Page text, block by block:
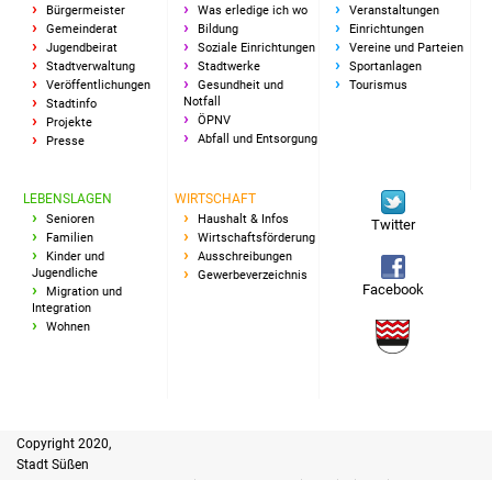
Vereine und Parteien
Selbsteintrag Vereine
Tourismus
Erlebnisregion
Bürgermeister
Gemeinderat
Jugendbeirat
Stadtverwaltung
Veröffentlichungen
Stadtinfo
Projekte
Presse
Was erledige ich wo
Bildung
Soziale Einrichtungen
Stadtwerke
Gesundheit und
Notfall
ÖPNV
Abfall und Entsorgung
Veranstaltungen
Einrichtungen
Vereine und Parteien
Sportanlagen
Tourismus
LEBENSLAGEN
Senioren
Familien
Kinder und
Jugendliche
Migration und
Integration
Wohnen
WIRTSCHAFT
Haushalt & Infos
Wirtschaftsförderung
Ausschreibungen
Gewerbeverzeichnis
Twitter
Facebook
Copyright 2020,
Stadt Süßen